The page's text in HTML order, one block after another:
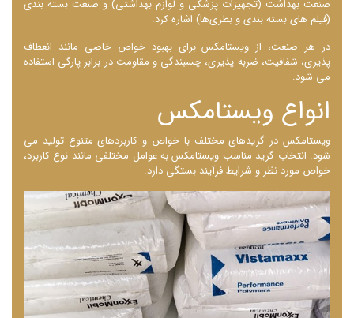
صنعت بهداشت (تجهیزات پزشکی و لوازم بهداشتی) و صنعت بسته ‌بندی
(فیلم ‌های بسته ‌بندی و بطری‌ها) اشاره کرد.
در هر صنعت، از ویستامکس برای بهبود خواص خاصی مانند انعطاف
‌پذیری، شفافیت، ضربه ‌پذیری، چسبندگی و مقاومت در برابر پارگی استفاده
می ‌شود.
انواع ویستامکس
ویستامکس در گریدهای مختلف با خواص و کاربردهای متنوع تولید می
‌شود. انتخاب گرید مناسب ویستامکس به عوامل مختلفی مانند نوع کاربرد،
خواص مورد نظر و شرایط فرآیند بستگی دارد.